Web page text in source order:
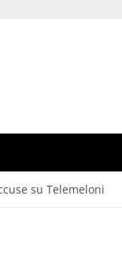
su Telemeloni